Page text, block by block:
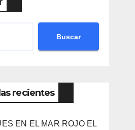
Buscar
recientes
EN EL MAR ROJO EL